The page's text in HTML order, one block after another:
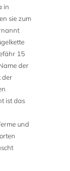
in
sie zum
15
der
der
ist das
und